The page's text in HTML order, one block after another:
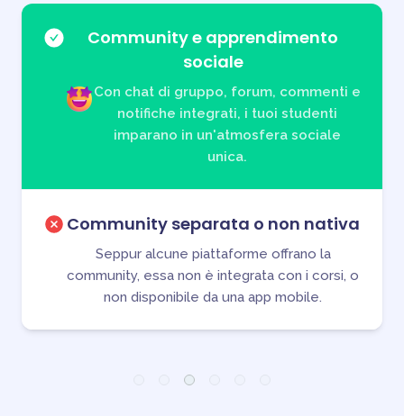
Community e apprendimento
sociale
Con chat di gruppo, forum, commenti e
notifiche integrati, i tuoi studenti
imparano in un'atmosfera sociale
unica.
Community separata o non nativa
Seppur alcune piattaforme offrano la
community, essa non è integrata con i corsi, o
non disponibile da una app mobile.